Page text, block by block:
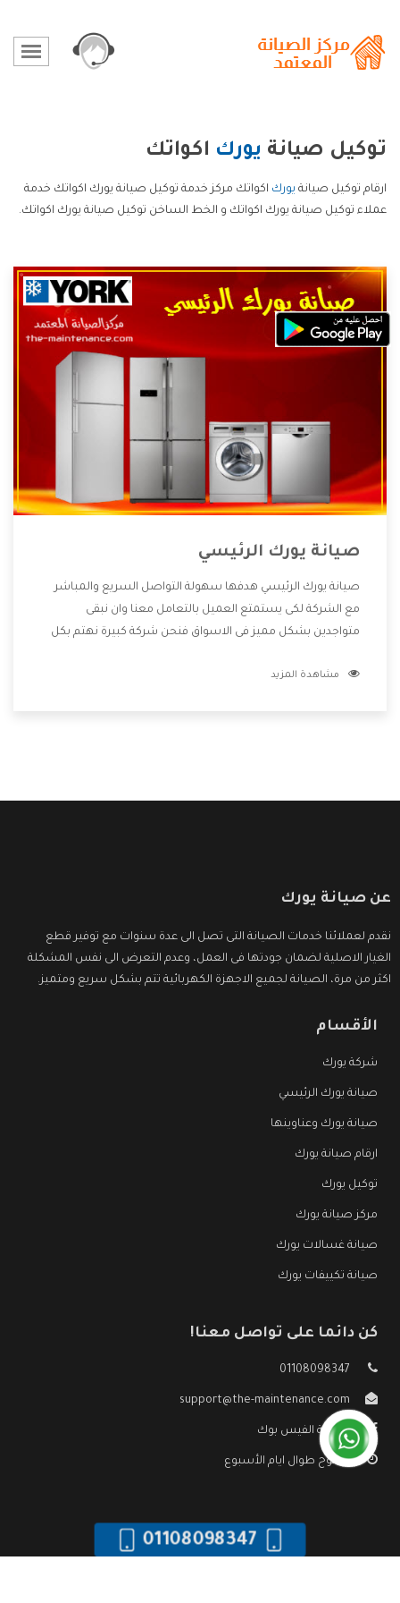
توكيل صيانة يورك اكواتك
ارقام توكيل صيانة يورك اكواتك مركز خدمة توكيل صيانة يورك اكواتك خدمة
عملاء توكيل صيانة يورك اكواتك و الخط الساخن توكيل صيانة يورك اكواتك.
صيانة يورك الرئيسي
صيانة يورك الرئيسي هدفها سهولة التواصل السريع والمباشر
مع الشركة لكى يستمتع العميل بالتعامل معنا وان نبقى
متواجدين بشكل مميز فى الاسواق فنحن شركة كبيرة نهتم بكل
الشركة بها والتى تكون منها خدمة الصيانة التى تكون من أهم
مشاهدة المزيد
عن صيانة يورك
نقدم لعملائنا خدمات الصيانة التى تصل الى عدة سنوات مع توفير قطع
الغيار الاصلية لضمان جودتها فى العمل، وعدم التعرض الى نفس المشكلة
اكثر من مرة، الصيانة لجميع الاجهزة الكهربائية تتم بشكل سريع ومتميز.
الأقسام
شركة يورك
صيانة يورك الرئيسي
صيانة يورك وعناوينها
ارقام صيانة يورك
توكيل يورك
مركز صيانة يورك
صيانة غسالات يورك
صيانة تكييفات يورك
كن دائما على تواصل معنا!
01108098347
support@the-maintenance.com
صفحة الفيس بوك
مفتوح طوال ايام الأسبوع
01108098347